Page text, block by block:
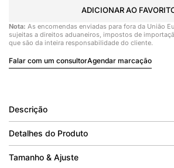
ADICIONAR AO
Nota: As encomendas enviadas para fora da União
sujeitas a direitos aduaneiros, impostos de
que são da inteira responsabilidade do cliente.
Falar com um consultorAgendar marcação
Descrição
Detalhes do Produto
Tamanho & Ajuste